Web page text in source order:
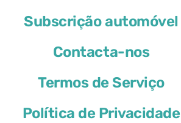
Subscrição automóvel
Contacta-nos
Termos de Serviço
Política de Privacidade